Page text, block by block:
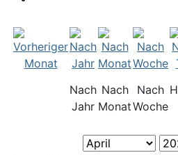
Nach
Jahr
Nach
Monat
Nach
Woche